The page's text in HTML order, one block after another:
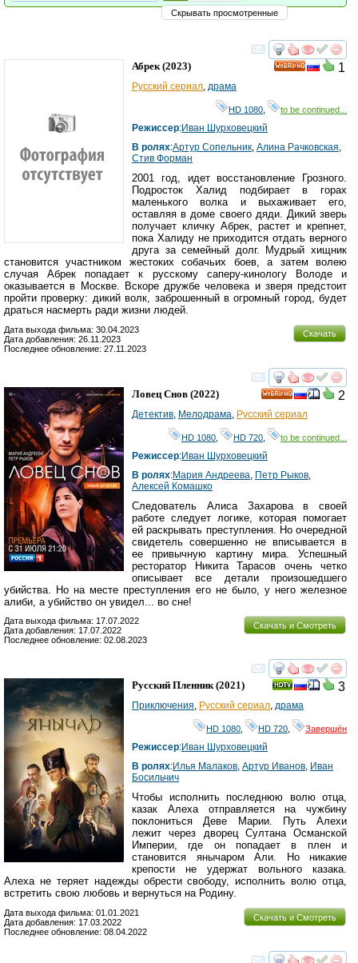
Скрывать просмотренные
смотреть
1
Абрек (2023)
Русский сериал драма
HD 1080 to be continued...
Режиссер:Иван Шурховецкий
В ролях:Артур Сопельник Алина Рачковская
Стив Форман
2001 год, идет восстановление Грозного.
Подросток Халид подбирает в горах
маленького волка и выхаживает его,
оставляя в доме своего дяди. Дикий зверь
получает кличку Абрек, растет и крепнет,
пока Халиду не приходится отдать верного
друга за семейный долг. Мудрый хищник
становится участником жестоких собачьих боев, а затем волею
случая Абрек попадает к русскому саперу-кинологу Володе и
оказывается в Москве. Вскоре дружбе человека и зверя предстоит
пройти проверку: дикий волк, заброшенный в огромный город, будет
драться насмерть ради жизни людей.
Скачать
Дата выхода фильма: 30.04.2023
Дата добавления: 26.11.2023
Последнее обновление: 27.11.2023
смотреть
2
Ловец Снов (2022)
Детектив Мелодрама Русский сериал
HD 1080 HD 720 to be continued...
Режиссер:Иван Шурховецкий
В ролях:Мария Андреева Петр Рыков
Алексей Комашко
Следователь Алиса Захарова в своей
работе следует логике, которая помогает
ей раскрывать преступления. Но очередной
свидетель совершенно не вписывается в
ее привычную картину мира. Успешный
ресторатор Никита Тарасов очень четко
описывает все детали произошедшего
убийства. Но на месте преступления его не было, у него железное
алиби, а убийство он увидел... во сне!
Скачать и Смотреть
Дата выхода фильма: 17.07.2022
Дата добавления: 17.07.2022
Последнее обновление: 02.08.2023
смотреть
3
Русский Пленник(2021)
Приключения, Русский сериал, драма
HD 1080 HD 720 Завершён
Режиссер:Иван Шурховецкий
В ролях:Илья Малаков, Артур Иванов, Иван
Босильчич
Чтобы исполнить последнюю волю отца,
казак Алеха отправляется на чужбину
поклониться Деве Марии. Путь Алехи
лежит через дворец Султана Османской
Империи, где он попадает в плен и
становится янычаром Али. Но никакие
крепости не удержат вольного казака.
Алеха не теряет надежды обрести свободу, исполнить волю отца,
встретить свою любовь и вернуться на Родину.
Скачать и Смотреть
Дата выхода фильма: 01.01.2021
Дата добавления: 17.03.2022
Последнее обновление: 08.04.2022